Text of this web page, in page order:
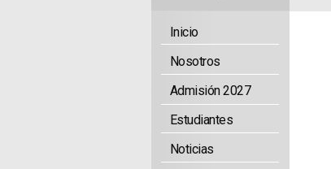
Inicio
Nosotros
Admisión 2027
Estudiantes
Noticias